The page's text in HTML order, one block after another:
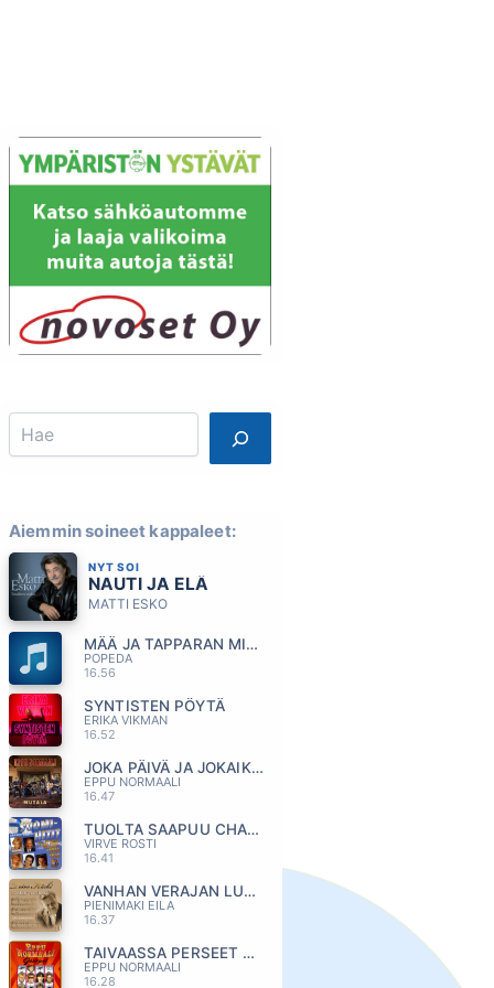
Search
Aiemmin soineet kappaleet:
NYT SOI
NAUTI JA ELÄ
MATTI ESKO
MÄÄ JA TAPPARAN MIES
POPEDA
16.56
SYNTISTEN PÖYTÄ
ERIKA VIKMAN
16.52
JOKA PÄIVÄ JA JOKAIKINEN YÖ
EPPU NORMAALI
16.47
TUOLTA SAAPUU CHARLIE BROWN
VIRVE ROSTI
16.41
VANHAN VERAJAN LUONA
PIENIMAKI EILA
16.37
TAIVAASSA PERSEET TERVATAAN
EPPU NORMAALI
16.28